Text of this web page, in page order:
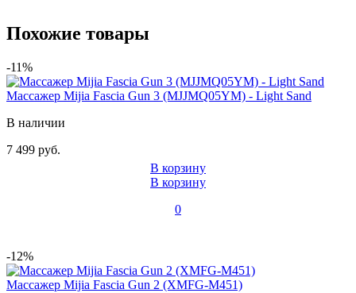
Похожие товары
-11%
Массажер Mijia Fascia Gun 3 (MJJMQ05YM) - Light Sand
В наличии
7 499 руб.
В корзину
В корзину
0
-12%
Массажер Mijia Fascia Gun 2 (XMFG-M451)